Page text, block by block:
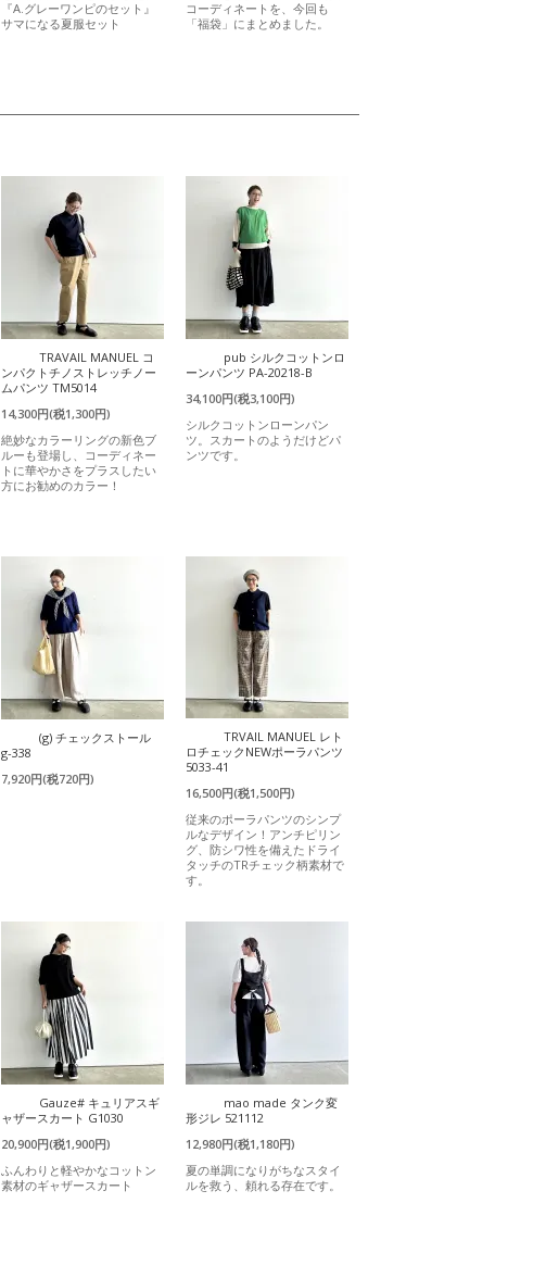
『A.グレーワンピのセット』
サマになる夏服セット
コーディネートを、今回も
「福袋」にまとめました。
TRAVAIL MANUEL コ
ンパクトチノストレッチノー
ムパンツ TM5014
14,300円(税1,300円)
絶妙なカラーリングの新色ブ
ルーも登場し、コーディネー
トに華やかさをプラスしたい
方にお勧めのカラー！
pub シルクコットンロ
ーンパンツ PA-20218-B
34,100円(税3,100円)
シルクコットンローンパン
ツ。スカートのようだけどパ
ンツです。
(g) チェックストール
g-338
7,920円(税720円)
TRVAIL MANUEL レト
ロチェックNEWポーラパンツ
5033-41
16,500円(税1,500円)
従来のポーラパンツのシンプ
ルなデザイン！アンチピリン
グ、防シワ性を備えたドライ
タッチのTRチェック柄素材で
す。
Gauze# キュリアスギ
ャザースカート G1030
20,900円(税1,900円)
ふんわりと軽やかなコットン
素材のギャザースカート
mao made タンク変
形ジレ 521112
12,980円(税1,180円)
夏の単調になりがちなスタイ
ルを救う、頼れる存在です。